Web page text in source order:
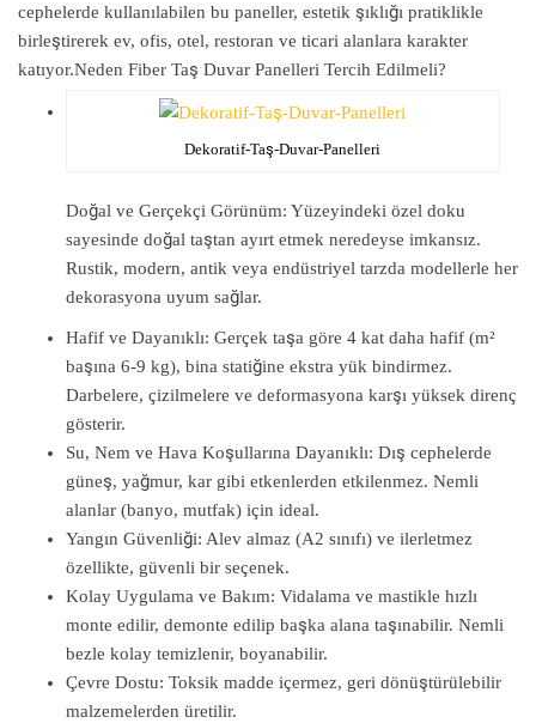
cephelerde kullanılabilen bu paneller, estetik şıklığı pratiklikle
birleştirerek ev, ofis, otel, restoran ve ticari alanlara karakter
katıyor.Neden Fiber Taş Duvar Panelleri Tercih Edilmeli?
Dekoratif-Taş-Duvar-Panelleri
Doğal ve Gerçekçi Görünüm: Yüzeyindeki özel doku
sayesinde doğal taştan ayırt etmek neredeyse imkansız.
Rustik, modern, antik veya endüstriyel tarzda modellerle her
dekorasyona uyum sağlar.
Hafif ve Dayanıklı: Gerçek taşa göre 4 kat daha hafif (m²
başına 6-9 kg), bina statiğine ekstra yük bindirmez.
Darbelere, çizilmelere ve deformasyona karşı yüksek direnç
gösterir.
Su, Nem ve Hava Koşullarına Dayanıklı: Dış cephelerde
güneş, yağmur, kar gibi etkenlerden etkilenmez. Nemli
alanlar (banyo, mutfak) için ideal.
Yangın Güvenliği: Alev almaz (A2 sınıfı) ve ilerletmez
özellikte, güvenli bir seçenek.
Kolay Uygulama ve Bakım: Vidalama ve mastikle hızlı
monte edilir, demonte edilip başka alana taşınabilir. Nemli
bezle kolay temizlenir, boyanabilir.
Çevre Dostu: Toksik madde içermez, geri dönüştürülebilir
malzemelerden üretilir.